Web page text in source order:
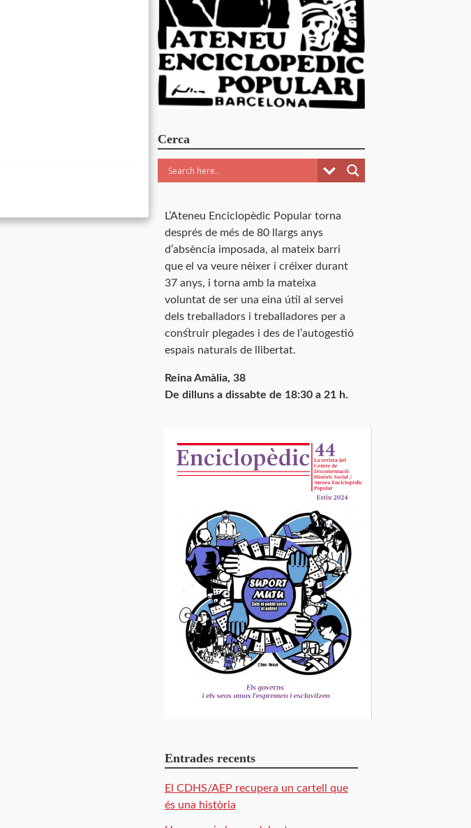
Cerca
L’Ateneu Enciclopèdic Popular torna
després de més de 80 llargs anys
d’absència imposada, al mateix barri
que el va veure nèixer i créixer durant
37 anys, i torna amb la mateixa
voluntat de ser una eina útil al servei
dels treballadors i treballadores per a
construir plegades i des de l’autogestió
espais naturals de llibertat.
Reina Amàlia, 38
De dilluns a dissabte de 18:30 a 21 h.
Entrades recents
El CDHS/AEP recupera un cartell que
és una història